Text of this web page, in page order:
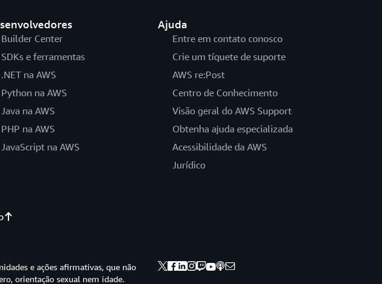
Builder Center
SDKs e ferramentas
.NET na AWS
Python na AWS
Java na AWS
PHP na AWS
JavaScript na AWS
Ajuda
Entre em contato conosco
Crie um tíquete de suporte
AWS re:Post
Centro de Conhecimento
Visão geral do AWS Support
Obtenha ajuda especializada
Acessibilidade da AWS
Jurídico
e ações afirmativas, que não
orientação sexual nem idade.